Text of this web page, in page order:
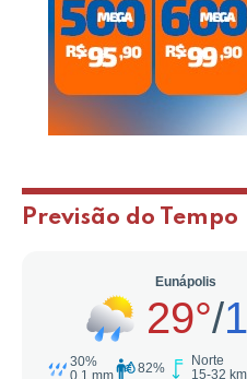
Previsão do Tempo